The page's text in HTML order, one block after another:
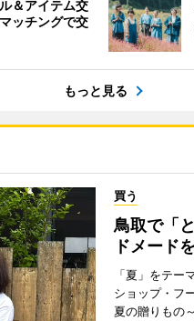
＆アイテム交
ッチングで交
もっと見る
買う
鳥取で「
ドメード
「夏」をテー
ショップ・フ
夏の贈りもの